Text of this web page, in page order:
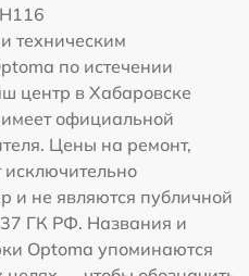
техническим
по истечении
центр в Хабаровске
официальной
Цены на ремонт,
исключительно
и не являются публичной
ГК РФ. Названия и
Optoma упоминаются